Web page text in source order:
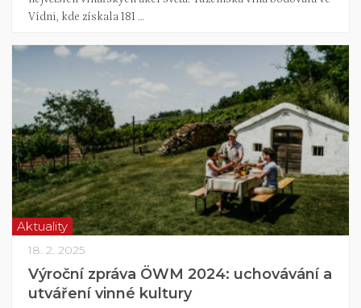
Vídni, kde získala 181 …
Aktuality
18. 2. 2025
Výroční zpráva ÖWM 2024: uchovávání a
utváření vinné kultury